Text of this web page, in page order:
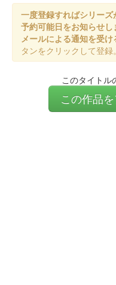
一度登録すればシリー
予約可能日をお知らせし
メールによる通知を受け
タンをクリックして登録。
このタイトル
この作品